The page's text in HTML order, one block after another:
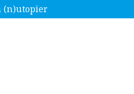
(n)utopier